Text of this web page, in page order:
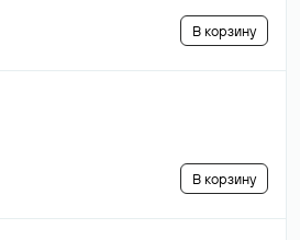
В корзину
В корзину